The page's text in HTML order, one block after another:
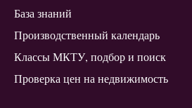
База знаний
Производственный календарь
Классы МКТУ, подбор и поиск
Проверка цен на недвижимость